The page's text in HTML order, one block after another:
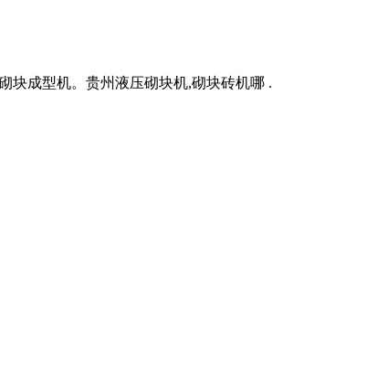
块成型机。贵州液压砌块机,砌块砖机哪 .